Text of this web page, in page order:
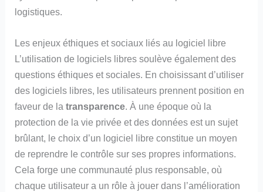
logistiques.
Les enjeux éthiques et sociaux liés au logiciel libre
L’utilisation de logiciels libres soulève également des
questions éthiques et sociales. En choisissant d’utiliser
des logiciels libres, les utilisateurs prennent position en
faveur de latransparence. À une époque où la
protection de la vie privée et des données est un sujet
brûlant, le choix d’un logiciel libre constitue un moyen
de reprendre le contrôle sur ses propres informations.
Cela forge une communauté plus responsable, où
chaque utilisateur a un rôle à jouer dans l’amélioration